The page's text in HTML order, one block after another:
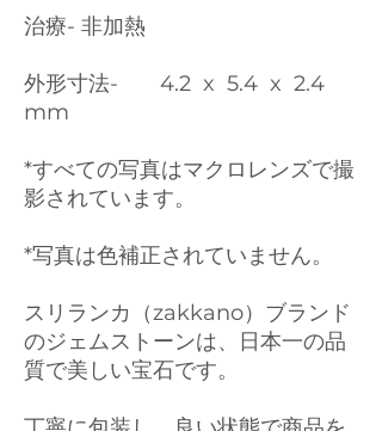
治療- 非加熱
外形寸法- 4.2 x 5.4 x 2.4
mm
*すべての写真はマクロレンズで撮
影されています。
*写真は色補正されていません。
スリランカ（zakkano）ブランド
のジェムストーンは、日本一の品
質で美しい宝石です。